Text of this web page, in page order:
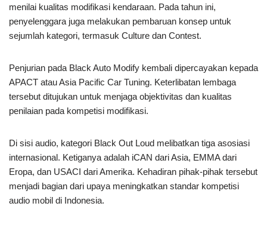
menilai kualitas modifikasi kendaraan. Pada tahun ini,
penyelenggara juga melakukan pembaruan konsep untuk
sejumlah kategori, termasuk Culture dan Contest.
Penjurian pada Black Auto Modify kembali dipercayakan kepada
APACT atau Asia Pacific Car Tuning. Keterlibatan lembaga
tersebut ditujukan untuk menjaga objektivitas dan kualitas
penilaian pada kompetisi modifikasi.
Di sisi audio, kategori Black Out Loud melibatkan tiga asosiasi
internasional. Ketiganya adalah iCAN dari Asia, EMMA dari
Eropa, dan USACI dari Amerika. Kehadiran pihak-pihak tersebut
menjadi bagian dari upaya meningkatkan standar kompetisi
audio mobil di Indonesia.